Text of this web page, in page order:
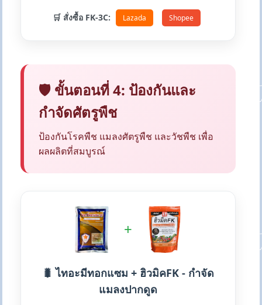
🛒 สั่งซื้อ FK-3C: Lazada Shopee
🛡️ ขั้นตอนที่ 4: ป้องกันและ
กำจัดศัตรูพืช
ป้องกันโรคพืช แมลงศัตรูพืช และวัชพืช เพื่อ
ผลผลิตที่สมบูรณ์
+
🐛 ไทอะมีทอกแซม + ฮิวมิคFK - กำจัด
แมลงปากดูด